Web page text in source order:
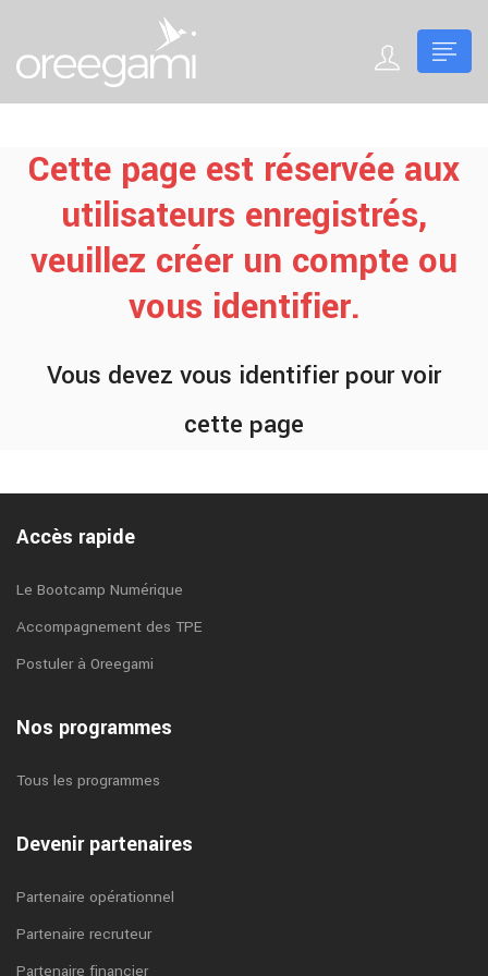
Cette page est réservée aux
utilisateurs enregistrés,
veuillez créer un compte ou
vous identifier.
Vous devez vous identifier pour voir
cette page
Accès rapide
Le Bootcamp Numérique
Accompagnement des TPE
Postuler à Oreegami
Nos programmes
Tous les programmes
Devenir partenaires
Partenaire opérationnel
Partenaire recruteur
Partenaire financier